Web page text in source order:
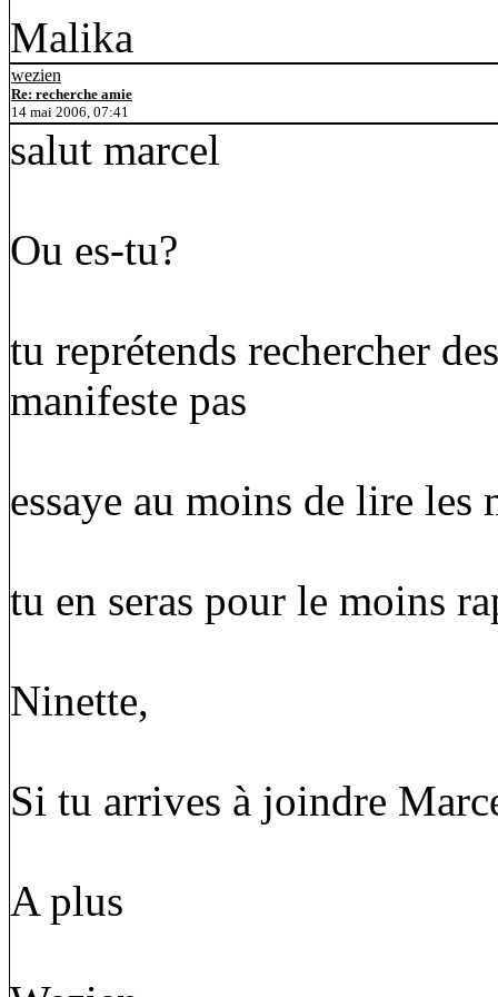
Malika
wezien
Re: recherche amie
14 mai 2006, 07:41
salut marcel
Ou es-tu?
tu reprétends rechercher
manifeste pas
essaye au moins de lire les
tu en seras pour le moins
Ninette,
Si tu arrives à joindre
A plus